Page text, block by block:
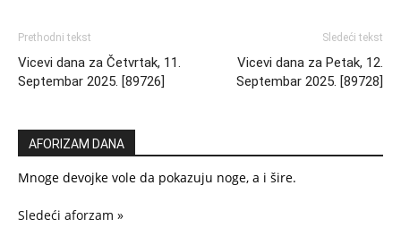
Prethodni tekst
Vicevi dana za Četvrtak, 11.
Septembar 2025. [89726]
Sledeći tekst
Vicevi dana za Petak, 12.
Septembar 2025. [89728]
AFORIZAM DANA
Mnoge devojke vole da pokazuju noge, a i šire.
Sledeći aforzam »